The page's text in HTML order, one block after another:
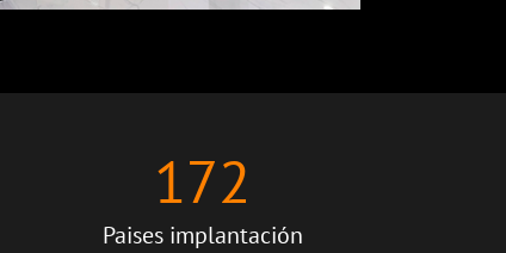
172
Paises implantación